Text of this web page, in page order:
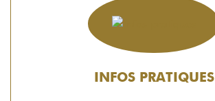
INFOS PRATIQUES